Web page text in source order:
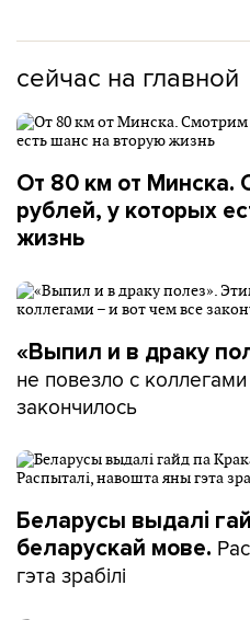
сейчас на главной
От 80 км от Минска.
рублей, у которых
жизнь
«Выпил и в драку
не повезло с
закончилось
Беларусы выдалі
беларускай мове.
гэта зрабілі